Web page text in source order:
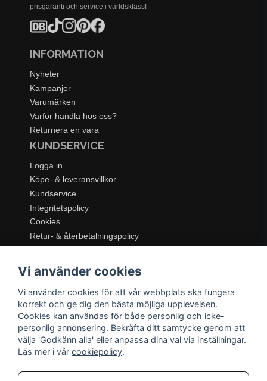
prisgaranti och service i världsklass!
INFORMATION
Nyheter
Kampanjer
Varumärken
Varför handla hos oss?
Returnera en vara
KUNDSERVICE
Logga in
Köpe- & leveransvillkor
Kundservice
Integritetspolicy
Cookies
Retur- & återbetalningspolicy
Dukning & Servering
Kök & Matlagning
Belysning
Textil & Mattor
Möbler
Vi använder cookies
Vi använder cookies för att vår webbplats ska fungera
korrekt och ge dig den bästa möjliga upplevelsen.
Cookies kan användas för både personlig och icke-
personlig annonsering. Bekräfta ditt samtycke genom att
välja 'Godkänn alla' eller anpassa dina val via inställningar.
Läs mer i vår cookiepolicy.